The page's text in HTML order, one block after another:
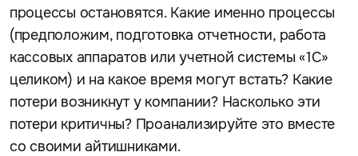
процессы остановятся. Какие именно процессы
(предположим, подготовка отчетности, работа
кассовых аппаратов или учетной системы «1С»
целиком) и на какое время могут встать? Какие
потери возникнут у компании? Насколько эти
потери критичны? Проанализируйте это вместе
со своими айтишниками.